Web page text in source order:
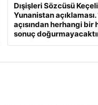
Dışişleri Sözcüsü
Yunanistan
açısından herhangi bir
sonuç